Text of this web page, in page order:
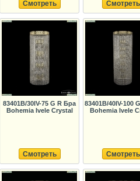
Смотреть Смотреть
83401B/30IV-75 G R Бра
Bohemia Ivele Crystal
Смотреть
83401B/40IV-100
Bohemia Ivele
Смотреть